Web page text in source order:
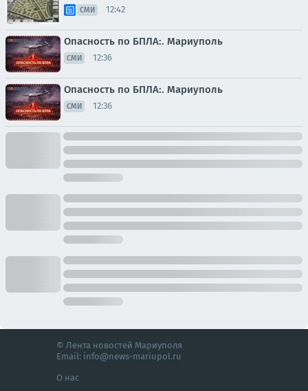
СМИ 12:42
Опасность по БПЛА:. Мариуполь
СМИ 12:36
Опасность по БПЛА:. Мариуполь
СМИ 12:36
© Лента новостей Мариуполя
Email: info@news-mariupol.ru
О нас